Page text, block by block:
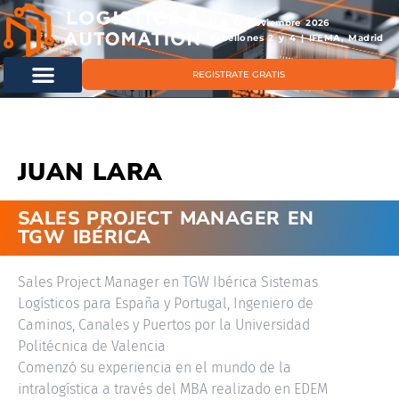
11 & 12 noviembre 2026
Pabellones 2 y 4 | IFEMA, Madrid
REGISTRATE GRATIS
JUAN LARA
SALES PROJECT MANAGER EN
TGW IBÉRICA
Sales Project Manager en TGW Ibérica Sistemas
Logísticos para España y Portugal, Ingeniero de
Caminos, Canales y Puertos por la Universidad
Politécnica de Valencia
Comenzó su experiencia en el mundo de la
intralogística a través del MBA realizado en EDEM